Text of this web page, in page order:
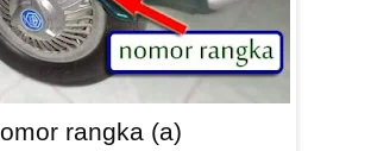
rangka (a)